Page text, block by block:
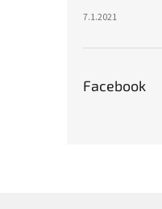
7.1.2021
Facebook